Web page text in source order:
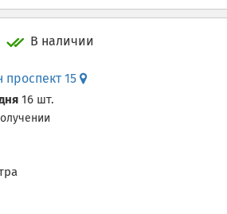
В наличии
проспект 15
16 шт.